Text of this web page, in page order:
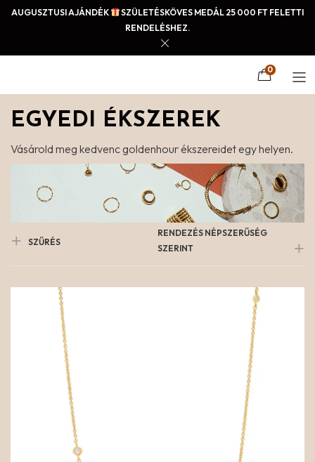
AUGUSZTUSI AJÁNDÉK
SZÜLETÉSKÖVES MEDÁL 25 000 FT FELETTI
RENDELÉSHEZ.
0
EGYEDI ÉKSZEREK
Vásárold meg kedvenc goldenhour ékszereidet egy helyen.
SZŰRÉS
RENDEZÉS NÉPSZERŰSÉG
SZERINT